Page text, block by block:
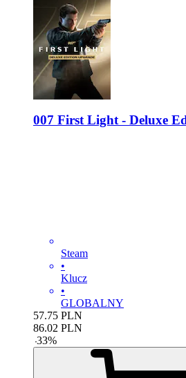
007 First Light - Deluxe
Steam
•
Klucz
•
GLOBALNY
57.75 PLN
86.02 PLN
-33%